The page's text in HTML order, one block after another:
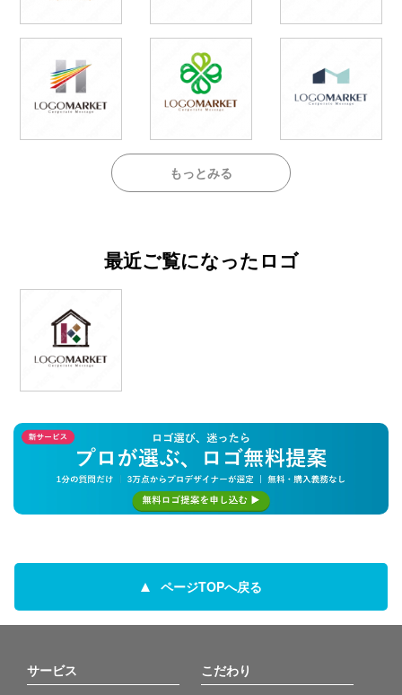
もっとみる
最近ご覧になったロゴ
ページTOPへ戻る
サービス こだわり